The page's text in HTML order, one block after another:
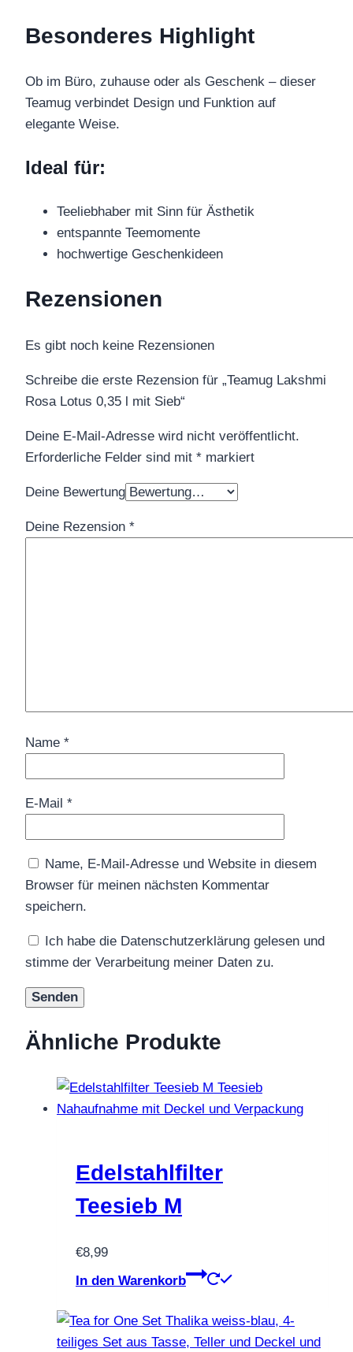
Besonderes Highlight
Ob im Büro, zuhause oder als Geschenk – dieser
Teamug verbindet Design und Funktion auf
elegante Weise.
Ideal für:
Teeliebhaber mit Sinn für Ästhetik
entspannte Teemomente
hochwertige Geschenkideen
Rezensionen
Es gibt noch keine Rezensionen
Schreibe die erste Rezension für „Teamug Lakshmi
Rosa Lotus 0,35 l mit Sieb“
Deine E-Mail-Adresse wird nicht veröffentlicht.
Erforderliche Felder sind mit * markiert
Deine Bewertung
Deine Rezension *
Name *
E-Mail *
Name, E-Mail-Adresse und Website in diesem
Browser für meinen nächsten Kommentar
speichern.
Ich habe die Datenschutzerklärung gelesen und
stimme der Verarbeitung meiner Daten zu.
Ähnliche Produkte
Edelstahlfilter
Teesieb M
€8,99
In den Warenkorb